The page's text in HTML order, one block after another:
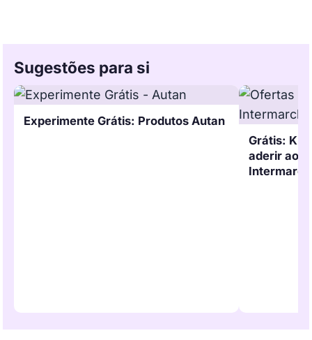
Sugestões para si
Experimente Grátis: Produtos Autan
Grátis: Kit
aderir ao